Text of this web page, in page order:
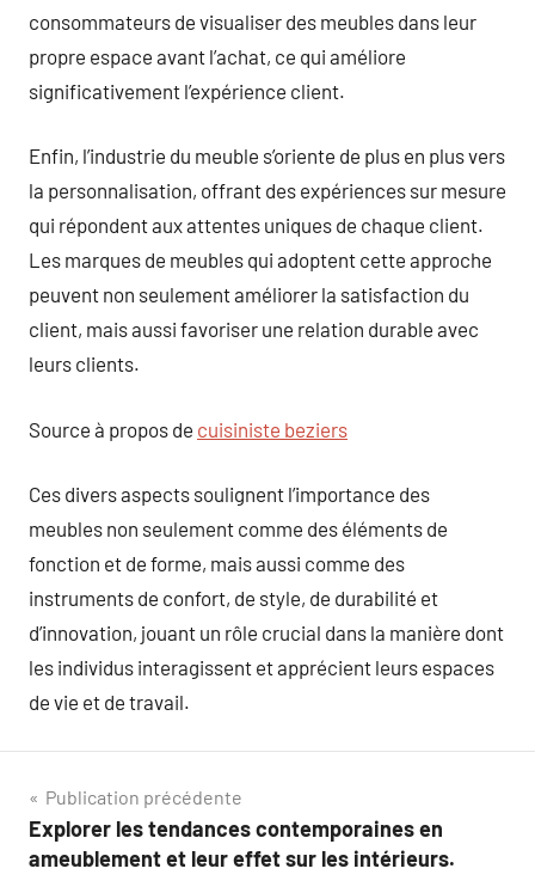
consommateurs de visualiser des meubles dans leur
propre espace avant l’achat, ce qui améliore
significativement l’expérience client.
Enfin, l’industrie du meuble s’oriente de plus en plus vers
la personnalisation, offrant des expériences sur mesure
qui répondent aux attentes uniques de chaque client.
Les marques de meubles qui adoptent cette approche
peuvent non seulement améliorer la satisfaction du
client, mais aussi favoriser une relation durable avec
leurs clients.
Source à propos de cuisiniste beziers
Ces divers aspects soulignent l’importance des
meubles non seulement comme des éléments de
fonction et de forme, mais aussi comme des
instruments de confort, de style, de durabilité et
d’innovation, jouant un rôle crucial dans la manière dont
les individus interagissent et apprécient leurs espaces
de vie et de travail.
Navigation
de
Publication précédente
Explorer les tendances contemporaines en
ameublement et leur effet sur les intérieurs.